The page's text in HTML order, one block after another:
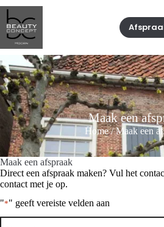
Ga
naar
de
inhoud
Maak een
Home/Maak een
Maak een afspraak
Direct een afspraak maken? Vul het
contact met je op.
"*" geeft vereiste velden aan
Naam